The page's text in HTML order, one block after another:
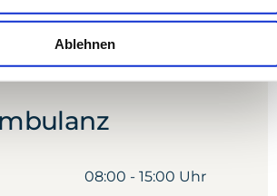
Ablehnen
08:00 - 15:00 Uhr